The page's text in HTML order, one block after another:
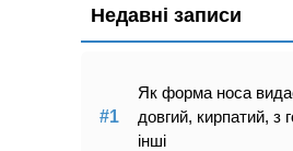
Недавні записи
Як форма носа
довгий, кирпатий, з
інші